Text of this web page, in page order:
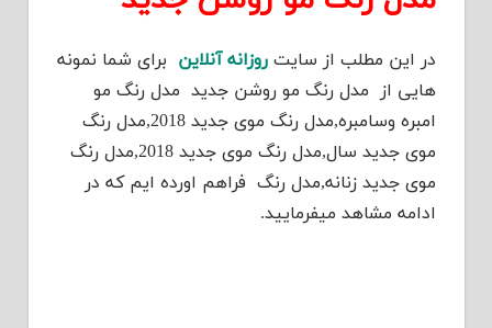
در این مطلب از سایت روزانه آنلاین برای شما نمونه
هایی از مدل رنگ مو روشن جدید مدل رنگ مو
امبره وسامبره,مدل رنگ موی جدید 2018,مدل رنگ
موی جدید سال,مدل رنگ موی جدید 2018,مدل رنگ
موی جدید زنانه,مدل رنگ فراهم اورده ایم که در
ادامه مشاهد میفرمایید.